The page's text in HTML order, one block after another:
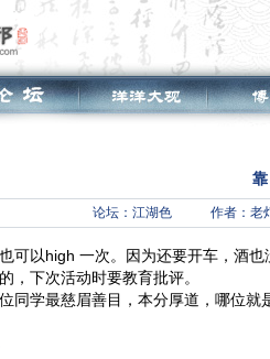
论坛： 江湖色 作者：老
可以high 一次。因为还要开车，酒
，下次活动时要教育批评。
同学最慈眉善目，本分厚道，哪位就